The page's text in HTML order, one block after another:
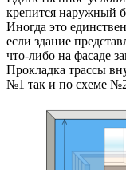
крепится наружный
Иногда это
если здание
что-либо на фасаде
Прокладка трассы
№1 так и по схеме